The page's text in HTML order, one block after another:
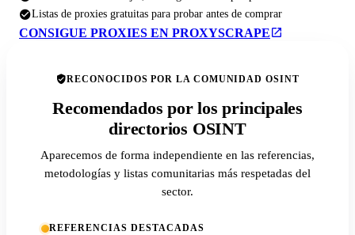
Listas de proxies gratuitas para probar antes de comprar
CONSIGUE PROXIES EN PROXYSCRAPE
RECONOCIDOS POR LA COMUNIDAD OSINT
Recomendados por los principales
directorios OSINT
Aparecemos de forma independiente en las referencias,
metodologías y listas comunitarias más respetadas del
sector.
REFERENCIAS DESTACADAS